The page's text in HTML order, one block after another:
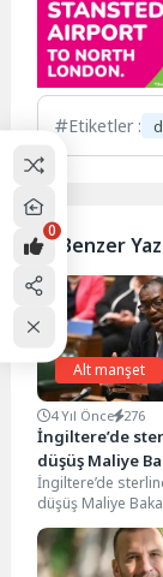
Etiketler :
Benzer
Alt manşet
4 Yıl Önce 276
İngiltere’de
düşüş Maliye
Kwarteng’i
oturttu
İngiltere’de
düşüş Maliye
Kwarteng’i hedef
oturttu.
bazı milyarder...
0